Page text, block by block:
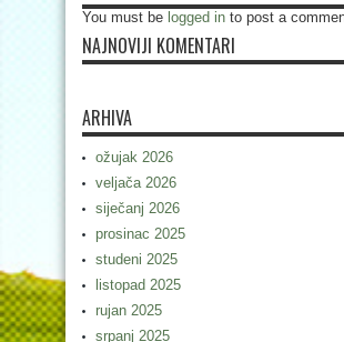
You must be logged in to post a
NAJNOVIJI KOMENTARI
ARHIVA
ožujak 2026
veljača 2026
siječanj 2026
prosinac 2025
studeni 2025
listopad 2025
rujan 2025
srpanj 2025